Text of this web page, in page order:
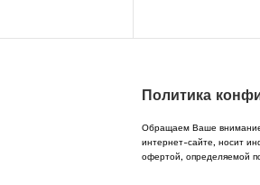
Политика
Обращаем Ваше
интернет-сайте, носит
офертой, определяемой